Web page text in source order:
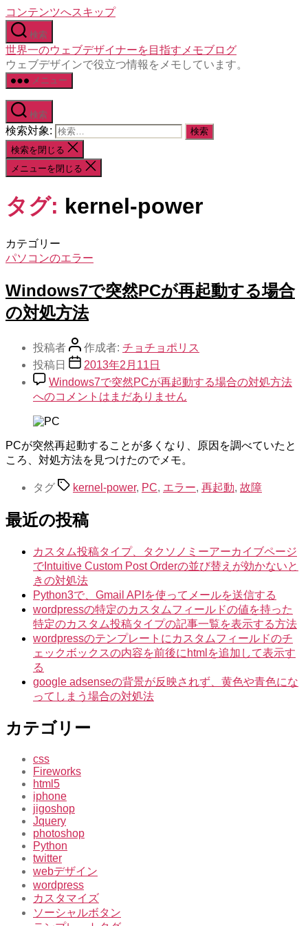
コンテンツへスキップ
検索
世界一のウェブデザイナーを目指すメモブログ
ウェブデザインで役立つ情報をメモしています。
メニュー
検索
検索対象:
検索を閉じる
メニューを閉じる
タグ: kernel-power
カテゴリー
パソコンのエラー
Windows7で突然PCが再起動する場合
の対処方法
投稿者 作成者: チョチョポリス
投稿日
2013年2月11日
Windows7で突然PCが再起動する場合の対処方法
へのコメントはまだありません
PCが突然再起動することが多くなり、原因を調べていたと
ころ、対処方法を見つけたのでメモ。
タグ kernel-power, PC, エラー, 再起動, 故障
最近の投稿
カスタム投稿タイプ、タクソノミーアーカイブページ
でIntuitive Custom Post Orderの並び替えが効かないと
きの対処法
Python3で、Gmail APIを使ってメールを送信する
wordpressの特定のカスタムフィールドの値を持った
特定のカスタム投稿タイプの記事一覧を表示する方法
wordpressのテンプレートにカスタムフィールドのチ
ェックボックスの内容を前後にhtmlを追加して表示す
る
google adsenseの背景が反映されず、黄色や青色にな
ってしまう場合の対処法
カテゴリー
css
Fireworks
html5
iphone
jigoshop
Jquery
photoshop
Python
twitter
webデザイン
wordpress
カスタマイズ
ソーシャルボタン